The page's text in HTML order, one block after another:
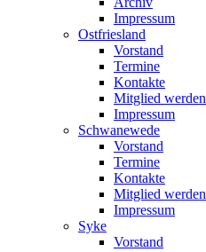
Impressum
Ostfriesland
Vorstand
Termine
Kontakte
Mitglied werden
Impressum
Schwanewede
Vorstand
Termine
Kontakte
Mitglied werden
Impressum
Syke
Vorstand